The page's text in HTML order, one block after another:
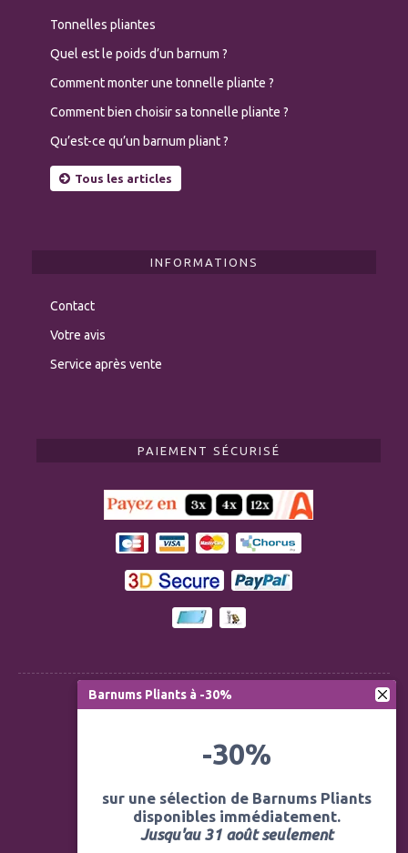
Tonnelles pliantes
Quel est le poids d’un barnum ?
Comment monter une tonnelle pliante ?
Comment bien choisir sa tonnelle pliante ?
Qu’est-ce qu’un barnum pliant ?
Tous les articles
INFORMATIONS
Contact
Votre avis
Service après vente
PAIEMENT SÉCURISÉ
Modération des avis
Politique de confidentialité
Conditions générales de vente
Barnums Pliants à -30%
-30%
sur une sélection de Barnums Pliants
disponibles immédiatement.
Jusqu'au 31 août seulement